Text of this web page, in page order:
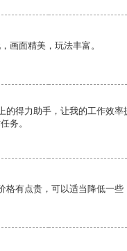
画面精美，玩法丰富。
的得力助手，让我的工作效率
务。
格有点贵，可以适当降低一些